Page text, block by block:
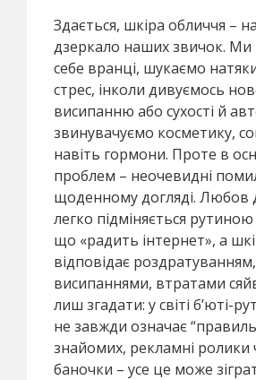
Здається, шкіра обличчя –
дзеркало наших звичок. Ми
себе вранці, шукаємо
стрес, інколи дивуємось
висипанню або сухості й
звинувачуємо косметику,
навіть гормони. Проте в
проблем – неочевидні
щоденному догляді. Любов
легко підміняється
що «радить інтернет», а
відповідає роздратуванням,
висипаннями, втратами
лиш згадати: у світі б’юті-
не завжди означає
знайомих, рекламні ролики
баночки – усе це може